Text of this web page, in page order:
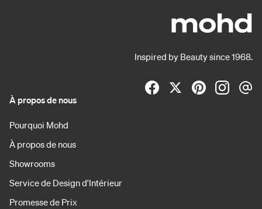
Inspired by Beauty since 1968.
À propos de nous
Pourquoi Mohd
À propos de nous
Showrooms
Service de Design d'Intérieur
Promesse de Prix